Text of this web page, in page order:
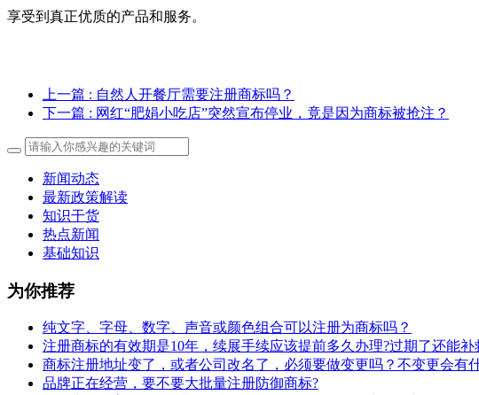
享受到真正优质的产品和服务。
上一篇 : 自然人开餐厅需要注册商标吗？
下一篇 : 网红“肥娟小吃店”突然宣布停业，竟是因为商标被抢注？
新闻动态
最新政策解读
知识干货
热点新闻
基础知识
为你推荐
纯文字、字母、数字、声音或颜色组合可以注册为商标吗？
注册商标的有效期是10年，续展手续应该提前多久办理?过期了还能补
商标注册地址变了，或者公司改名了，必须要做变更吗？不变更会有
​品牌正在经营，要不要大批量注册防御商标?